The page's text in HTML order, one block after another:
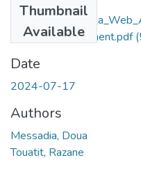
Thumbnail
Available
Record_Management.pdf
Date
2024-07-17
Authors
Messadia, Doua
Touatit, Razane